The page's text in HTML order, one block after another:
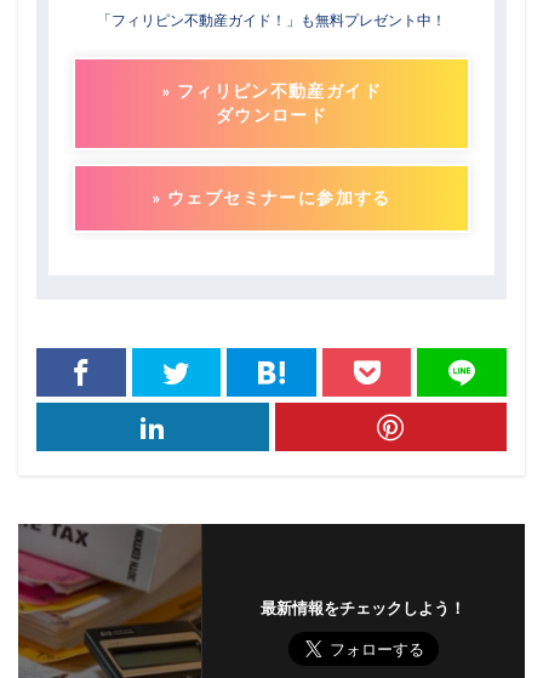
「フィリピン不動産ガイド！」も無料プレゼント中！
» フィリピン不動産ガイド
ダウンロード
» ウェブセミナーに参加する
最新情報をチェックしよう！